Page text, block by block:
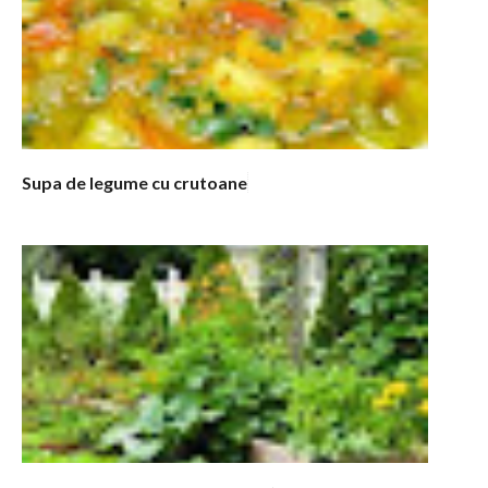
Supa de legume cu crutoane